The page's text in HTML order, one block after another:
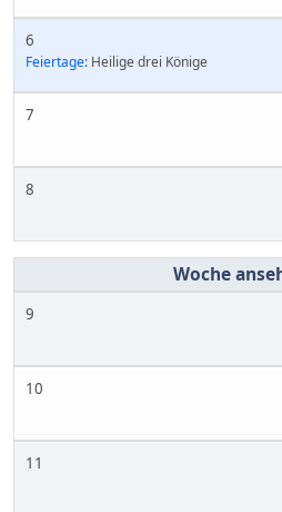
6
Feiertage: Heilige drei Könige
7
8
9
10
11